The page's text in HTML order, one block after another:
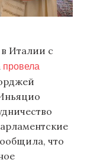
Италии с
провела
что